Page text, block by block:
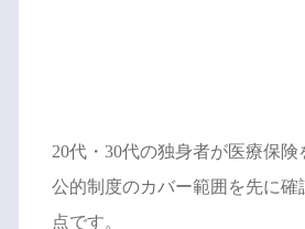
20代・30代の独身者が医療保険
公的制度のカバー範囲を先に確
点です。